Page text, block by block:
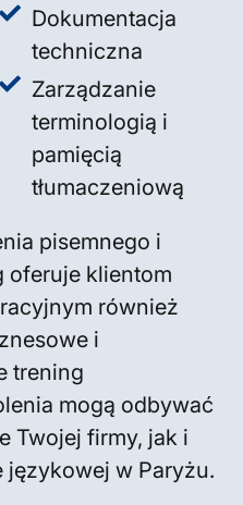
Dokumentacja
techniczna
Zarządzanie
terminologią i
pamięcią
tłumaczeniową
pisemnego i
oferuje klientom
również
i
trening
mogą odbywać
Twojej firmy, jak i
w Paryżu.